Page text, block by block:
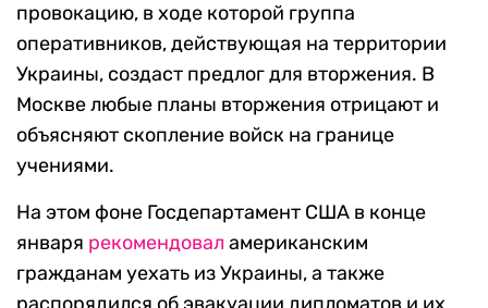
провокацию, в ходе которой группа
оперативников, действующая на территории
Украины, создаст предлог для вторжения. В
Москве любые планы вторжения отрицают и
объясняют скопление войск на границе
учениями.
На этом фоне Госдепартамент США в конце
января рекомендовал американским
гражданам уехать из Украины, а также